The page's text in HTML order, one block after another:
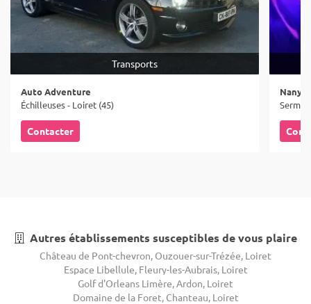
Transports
Auto Adventure
Échilleuses - Loiret (45)
Contacter
Nany
Autres établissements susceptibles de vous plaire
Château de Pont-chevron, Ouzouer-sur-Trézée, Loiret
Espace Libellule, Fleury-les-Aubrais, Loiret
Golf d'Orleans Limère, Ardon, Loiret
Domaine de la Foret, Chanteau, Loiret